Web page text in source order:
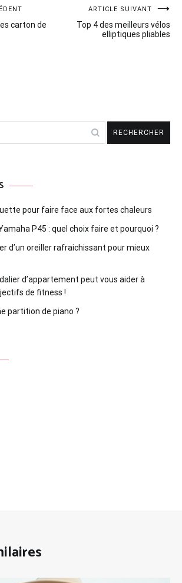
carton de
ARTICLE SUIVANT
Top 4 des meilleurs vélos
elliptiques pliables
pour faire face aux fortes chaleurs
P45 : quel choix faire et pourquoi ?
d’un oreiller rafraichissant pour mieux
d’appartement peut vous aider à
de fitness !
partition de piano ?